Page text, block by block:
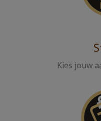
Kies jouw